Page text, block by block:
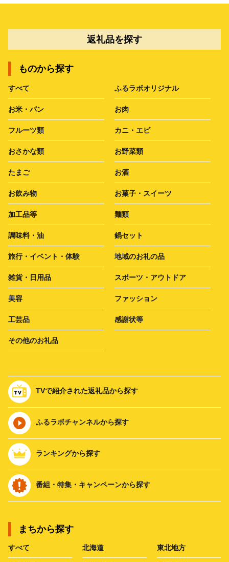
返礼品を探す
ものから探す
すべて ふるラボオリジナル
お米・パン お肉
フルーツ類 カニ・エビ
おさかな類 お野菜類
たまご お酒
お飲み物 お菓子・スイーツ
加工品等 麺類
調味料・油 鍋セット
旅行・イベント・体験 地域のお礼の品
雑貨・日用品 スポーツ・アウトドア
美容 ファッション
工芸品 感謝状等
その他のお礼品
TVで紹介された返礼品から探す
ふるラボチャンネルから探す
ランキングから探す
番組・特集・キャンペーンから探す
まちから探す
すべて 北海道 東北地方